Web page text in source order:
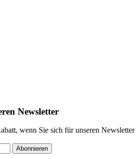
Newsletter
wenn Sie sich für unseren Newsletter
Abonnieren